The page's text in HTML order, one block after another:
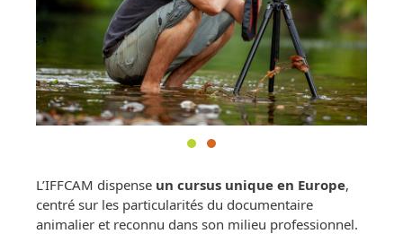
L’IFFCAM dispense un cursus unique en Europe,
centré sur les particularités du documentaire
animalier et reconnu dans son milieu professionnel.